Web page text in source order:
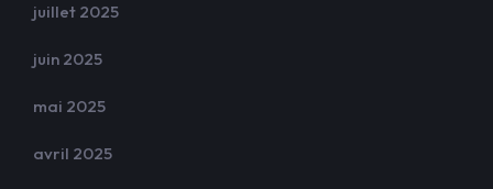
juillet 2025
juin 2025
mai 2025
avril 2025